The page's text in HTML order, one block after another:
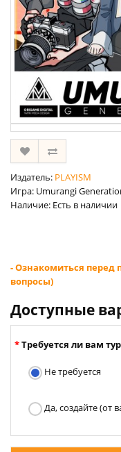
Издатель: PLAYISM
Игра: Umurangi
Наличие: Есть в наличии
- Ознакомиться перед
вопросы)
Доступные
Требуется ли вам
Не требуется
Да, создайте (от